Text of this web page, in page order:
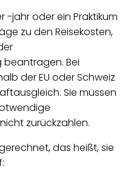
-jahr oder ein Praktikum
zu den Reisekosten,
beantragen. Bei
der EU oder Schweiz
Sie müssen
zurückzahlen.
das heißt, sie